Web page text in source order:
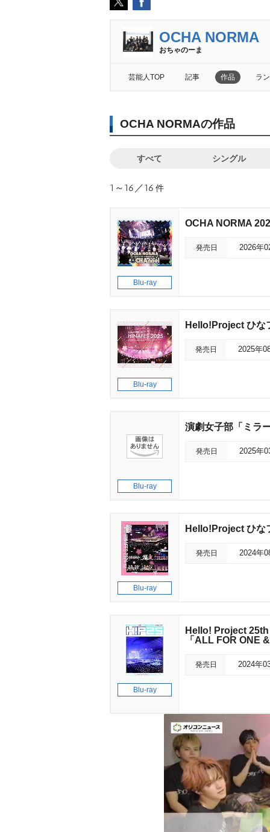
OCHA NORMA
おちゃのーま
芸能人TOP 記事 作品 ラ
OCHA NORMAの作品
すべて シングル
1～16／16 件
Blu-ray
OCHA NORMA
発売日 2026年
Blu-ray
Hello!Project ひな
発売日 2025年
Blu-ray
演劇女子部「ミラ
発売日 2025年
Blu-ray
Hello!Project ひな
発売日 2024年
Blu-ray
Hello! Project
「ALL FOR ONE
発売日 2024年